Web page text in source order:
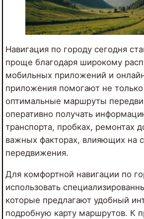
Навигация по городу сегодня
проще благодаря широкому
мобильных приложений и
приложения помогают не только
оптимальные маршруты
оперативно получать
транспорта, пробках, ремонтах
важных факторах, влияющих на
передвижения.
Для комфортной навигации по
использовать
которые предлагают удобный
подробную карту маршрутов. К